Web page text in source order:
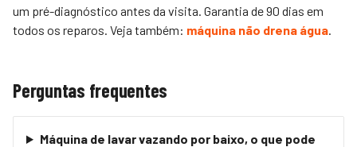
um pré-diagnóstico antes da visita. Garantia de 90 dias em
todos os reparos. Veja também: máquina não drena água.
Perguntas frequentes
Máquina de lavar vazando por baixo, o que pode